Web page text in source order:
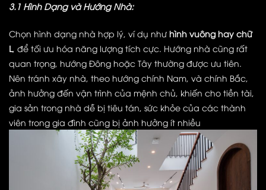
3.1 Hình Dạng và Hướng Nhà:
Chọn hình dạng nhà hợp lý, ví dụ như hình vuông hay chữ
L, để tối ưu hóa năng lượng tích cực. Hướng nhà cũng rất
quan trọng, hướng Đông hoặc Tây thường được ưu tiên.
Nên tránh xây nhà, theo hướng chính Nam, và chính Bắc,
ảnh hưởng đến vận trình của mệnh chủ, khiến cho tiền tài,
gia sản trong nhà dễ bị tiêu tán, sức khỏe của các thành
viên trong gia đình cũng bị ảnh hưởng ít nhiều